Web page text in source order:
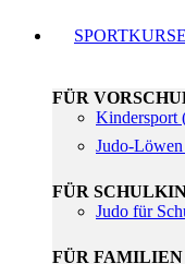
SPORTKURSE
FÜR
Kindersport
Judo-
FÜR
Judo für
FÜR FAMILIEN